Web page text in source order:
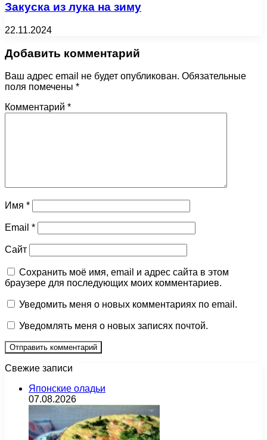
Закуска из лука на зиму
22.11.2024
Добавить комментарий
Ваш адрес email не будет опубликован. Обязательные
поля помечены *
Комментарий *
Имя *
Email *
Сайт
Сохранить моё имя, email и адрес сайта в этом
браузере для последующих моих комментариев.
Уведомить меня о новых комментариях по email.
Уведомлять меня о новых записях почтой.
Свежие записи
Японские оладьи
07.08.2026